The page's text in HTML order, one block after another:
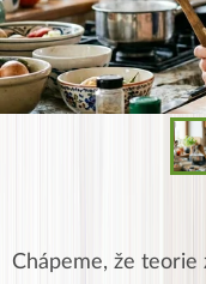
Chápeme, že teorie